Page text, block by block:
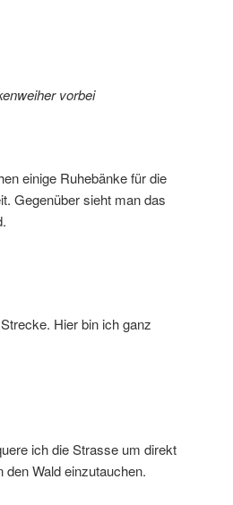
vorbei
einige Ruhebänke für die
Gegenüber sieht man das
Hier bin ich ganz
ich die Strasse um direkt
den Wald einzutauchen.